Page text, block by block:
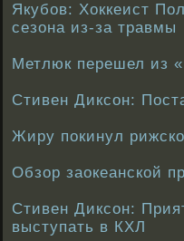
Якубов: Хоккеист
сезона из-за травмы
Метлюк перешел из
Стивен Диксон:
Жиру покинул
Обзор заокеанской
Стивен Диксон:
выступать в КХЛ